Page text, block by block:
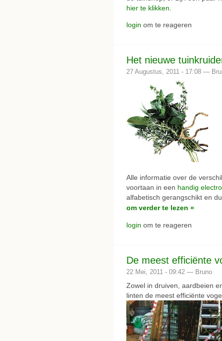
hier te klikken
login om te reageren
Het nieuwe
27 Augustus, 2011 - 17:08 —
Alle informatie over de
voortaan in een handig
alfabetisch gerangschikt en
om verder te lezen »
login om te reageren
De meest efficiënte
22 Mei, 2011 - 09:42 — Bruno
Zowel in druiven, aardbeien
linten de meest efficiënte